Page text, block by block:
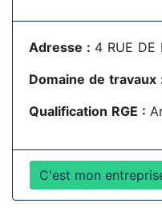
Adresse : 4 RUE DE
Domaine de travaux
Qualification RGE :
C'est mon